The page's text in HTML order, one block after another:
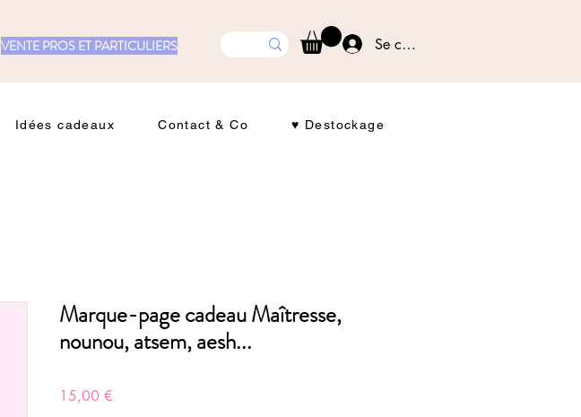
VENTE PROS ET PARTICULIERS Se connecter
Idées cadeaux Contact & Co ♥ Destockage
Marque-page cadeau Maîtresse,
nounou, atsem, aesh...
15,00 €